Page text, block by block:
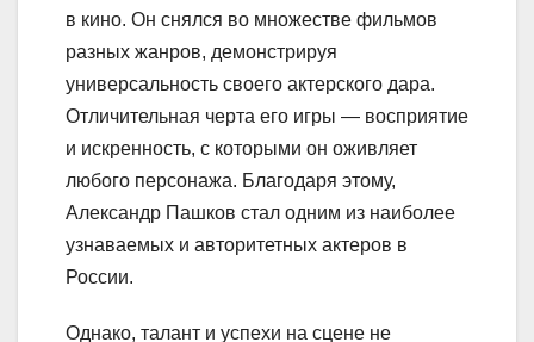
в кино. Он снялся во множестве фильмов
разных жанров, демонстрируя
универсальность своего актерского дара.
Отличительная черта его игры — восприятие
и искренность, с которыми он оживляет
любого персонажа. Благодаря этому,
Александр Пашков стал одним из наиболее
узнаваемых и авторитетных актеров в
России.
Однако, талант и успехи на сцене не